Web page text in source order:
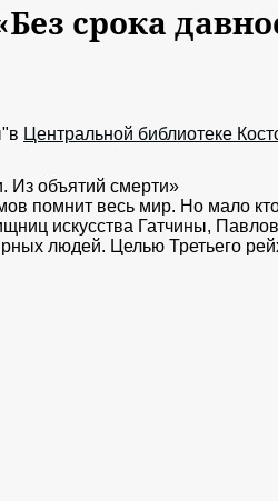
срока
Центральной библиотеке
Из объятий смерти»
помнит весь мир. Но мало кто
искусства Гатчины,
людей. Целью Третьего